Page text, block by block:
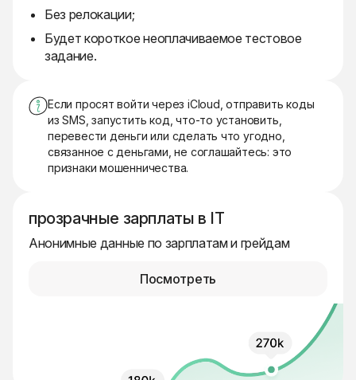
Без релокации;
Будет короткое неоплачиваемое тестовое
задание.
Если просят войти через iCloud, отправить коды
из SMS, запустить код, что-то установить,
перевести деньги или сделать что угодно,
связанное с деньгами, не соглашайтесь: это
признаки мошенничества.
прозрачные зарплаты в IT
Анонимные данные по зарплатам и грейдам
Посмотреть